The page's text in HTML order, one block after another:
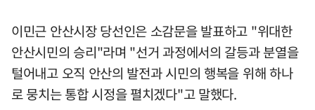
이민근 안산시장 당선인은 소감문을 발표하고 "위대한
안산시민의 승리"라며 "선거 과정에서의 갈등과 분열을
털어내고 오직 안산의 발전과 시민의 행복을 위해 하나
로 뭉치는 통합 시정을 펼치겠다"고 말했다.